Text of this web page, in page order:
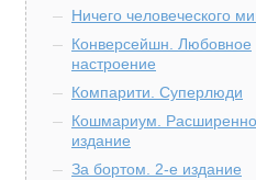
Ничего человеческого
Конверсейшн. Любовное
настроение
Компарити. Суперлюди
Кошмариум.
издание
За бортом. 2-е издание